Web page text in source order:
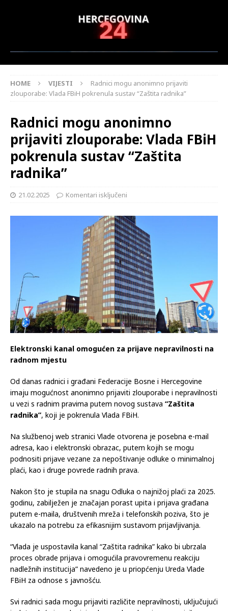
HOME VIJESTI
Radnici mogu anonimno prijaviti
zlouporabe: Vlada FBiH pokrenula sustav “Zaštita radnika”
Radnici mogu anonimno
prijaviti zlouporabe: Vlada FBiH
pokrenula sustav “Zaštita
radnika”
Komentari isključeni
Elektronski kanal omogućen za prijave nepravilnosti na
radnom mjestu
Od danas radnici i građani Federacije Bosne i Hercegovine
u vezi s radnim pravima putem novog sustava“Zaštita
radnika”, koji je pokrenula Vlada FBiH.
Na službenoj web stranici Vlade otvorena je posebna e-mail
podnositi prijave vezane za nepoštivanje odluke o minimalnoj
plaći, kao i druge povrede radnih prava.
Nakon što je stupila na snagu Odluka o najnižoj plaći za 2025.
putem e-maila, društvenih mreža i telefonskih poziva, što je
ukazalo na potrebu za efikasnijim sustavom prijavljivanja.
“Vlada je uspostavila kanal “Zaštita radnika” kako bi ubrzala
nadležnih institucija” navedeno je u priopćenju Ureda Vlade